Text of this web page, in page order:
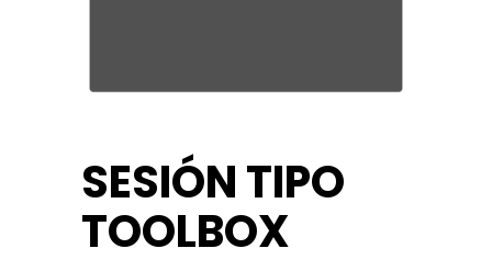
SESIÓN TIPO
TOOLBOX